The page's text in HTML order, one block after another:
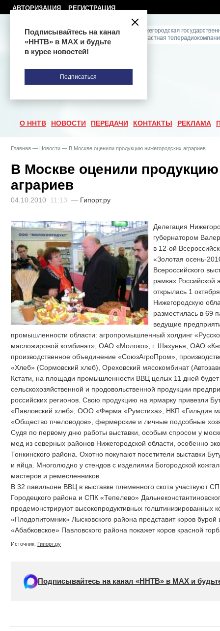
АВТОРИЗАЦИЯ РЕГИСТРАЦИЯ
О ННТВ НОВОСТИ ПЕРЕДАЧИ КОНТАКТЫ РЕКЛАМА
Главная — Новости — В Москве оценили продукцию нижегородских аграриев
В Москве оценили
аграриев
04.10.2010 11:13 — Гипорт.ру
Делегация
губернатором
в 12-ой
«Золотая осень-
Всероссийского
рамках
открылась 1
Нижегородскую
разместилась в 69
ведущие
промышленности области: агропромышленный холдинг
масложировой комбинат», ОАО «Молоко», г. Шахунья, ОАО
производственное объединение «СоюзАгроПром»,
«Хлеб» (Сормовский хлеб), Ореховский мясокомбинат
Кстати, на площади промышленности ВВЦ целых 11 дней
сельскохозяйственной и продовольственной продукции
российских регионов. Свою продукцию на ярмарку привезли
«Павловский хлеб», ООО «Ферма «Румстиха», НКП «Гильдия
«Общество пчеловодов», фермерские и личные подсобные
Судя по первому дню работы выставки, особым спросом у
мед из северных районов Нижегородской области, особенно
Тонкинского района. Охотно покупают посетители выставки
и яйца. Многолюдно у стендов с изделиями Богородской
мастеров и ремесленников.
В 32 павильоне ВВЦ в выставке племенного скота участвуют
Городецкого района и СПК «Тепелево»
продемонстрируют высокопродуктивных голштинизированных
«Плодопитомник» Лысковского района представит коров
«Абабковское» Павловского района покажет коров красной
Источник: Гипорт.ру
Подписывайтесь на канал «ННТВ» в МАХ и
Подписывайтесь на канал
«ННТВ» в МАХ и будьте
в курсе новостей!
Подписаться